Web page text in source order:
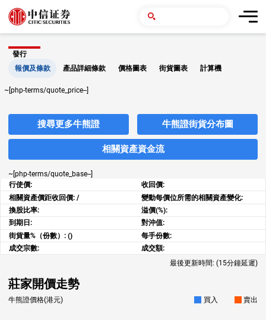
發行
報價及條款
產品詳細條款 價格圖表 街貨圖表 計算機
~[php-terms/quote_price--]
搜尋更多牛熊證 牛熊證街貨分布圖
相關資產資金流
~[php-terms/quote_base--]
行使價:
收回價:
相關資產價距收回價: /
變動每價位所需的相關資產變化:
換股比率:
溢價(%):
到期日:
對沖值:
街貨量%（份數）: ()
每手份數:
成交宗數:
成交額:
最後更新時間: (15分鐘延遲)
莊家開價走勢
牛熊證價格(港元) 買入 賣出